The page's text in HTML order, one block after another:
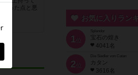
かった点と悪
お気に入りラン
1 位
宝石の煌き
4041名
2 位
Die Siedler von Catan
カタン
3616名